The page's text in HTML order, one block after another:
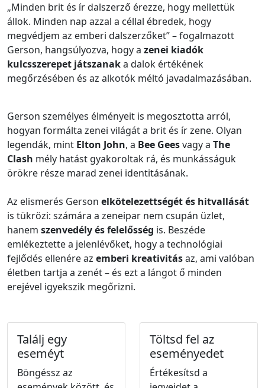
„Minden brit és ír dalszerző érezze, hogy mellettük
állok. Minden nap azzal a céllal ébredek, hogy
megvédjem az emberi dalszerzőket” – fogalmazott
Gerson, hangsúlyozva, hogy a zenei kiadók
kulcsszerepet játszanaka dalok értékének
megőrzésében és az alkotók méltó javadalmazásában.
Gerson személyes élményeit is megosztotta arról,
hogyan formálta zenei világát a brit és ír zene. Olyan
legendák, mint Elton John, a Bee Geesvagy a The
Clash mély hatást gyakoroltak rá, és munkásságuk
örökre része marad zenei identitásának.
Az elismerés Gerson elkötelezettségét és hitvallását
is tükrözi: számára a zeneipar nem csupán üzlet,
hanem szenvedély és felelősség is. Beszéde
emlékeztette a jelenlévőket, hogy a technológiai
fejlődés ellenére az emberi kreativitásaz, ami valóban
életben tartja a zenét – és ezt a lángot ő minden
erejével igyekszik megőrizni.
Találj egy
eseméyt
Böngéssz az
Töltsd fel az
eseményedet
Értékesítsd a